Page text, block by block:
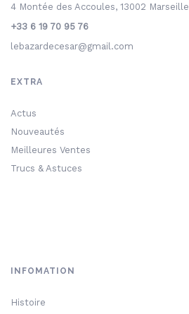
4 Montée des Accoules, 13002 Marseille
+33 6 19 70 95 76
lebazardecesar@gmail.com
EXTRA
Actus
Nouveautés
Meilleures Ventes
Trucs & Astuces
INFOMATION
Histoire